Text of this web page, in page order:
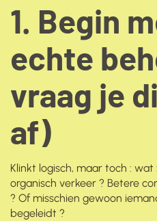
1. Begin
echte
vraag je
af)
Klinkt logisch, maar toch :
organisch verkeer ? Betere
? Of misschien gewoon
begeleidt ?